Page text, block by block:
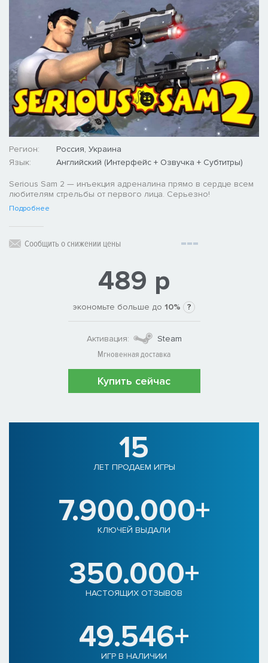
Регион:
Россия, Украина
Язык:
Английский (Интерфейс + Озвучка + Субтитры)
Serious Sam 2 — инъекция адреналина прямо в сердце всем
любителям стрельбы от первого лица. Серьезно!
Подробнее
Сообщить о снижении цены
489 р
экономьте больше до 10% ?
Активация:
Steam
Мгновенная доставка
Купить сейчас
15
ЛЕТ ПРОДАЕМ ИГРЫ
7.900.000+
КЛЮЧЕЙ ВЫДАЛИ
350.000+
НАСТОЯЩИХ ОТЗЫВОВ
49.546+
ИГР В НАЛИЧИИ